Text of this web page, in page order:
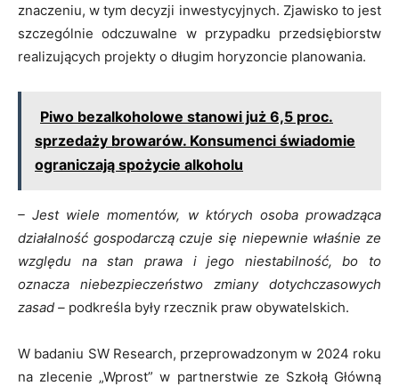
znaczeniu, w tym decyzji inwestycyjnych. Zjawisko to jest
szczególnie odczuwalne w przypadku przedsiębiorstw
realizujących projekty o długim horyzoncie planowania.
Piwo bezalkoholowe stanowi już 6,5 proc.
sprzedaży browarów. Konsumenci świadomie
ograniczają spożycie alkoholu
– Jest wiele momentów, w których osoba prowadząca
działalność gospodarczą czuje się niepewnie właśnie ze
względu na stan prawa i jego niestabilność, bo to
oznacza niebezpieczeństwo zmiany dotychczasowych
zasad – podkreśla były rzecznik praw obywatelskich.
W badaniu SW Research, przeprowadzonym w 2024 roku
na zlecenie „Wprost” w partnerstwie ze Szkołą Główną